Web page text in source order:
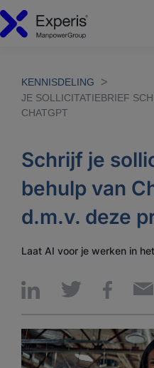
KENNISDELING
JE SOLLICITATIEBRIEF
CHATGPT
Schrijf je
behulp van
d.m.v. deze
Laat AI voor je werken in